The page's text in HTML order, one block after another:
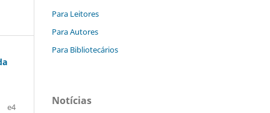
e4
Para Leitores
Para Autores
Para Bibliotecários
Notícias